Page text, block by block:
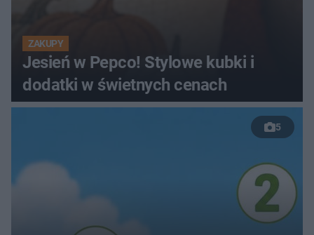
ZAKUPY
Jesień w Pepco! Stylowe kubki i
dodatki w świetnych cenach
5